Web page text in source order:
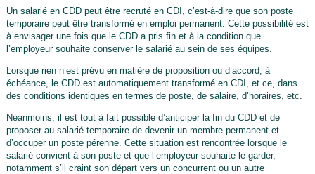
Un salarié en CDD peut être recruté en CDI, c’est-à-dire que son poste
temporaire peut être transformé en emploi permanent. Cette possibilité est
à envisager une fois que le CDD a pris fin et à la condition que
l’employeur souhaite conserver le salarié au sein de ses équipes.
Lorsque rien n’est prévu en matière de proposition ou d’accord, à
échéance, le CDD est automatiquement transformé en CDI, et ce, dans
des conditions identiques en termes de poste, de salaire, d’horaires, etc.
Néanmoins, il est tout à fait possible d’anticiper la fin du CDD et de
proposer au salarié temporaire de devenir un membre permanent et
d’occuper un poste pérenne. Cette situation est rencontrée lorsque le
salarié convient à son poste et que l’employeur souhaite le garder,
notamment s’il craint son départ vers un concurrent ou un autre